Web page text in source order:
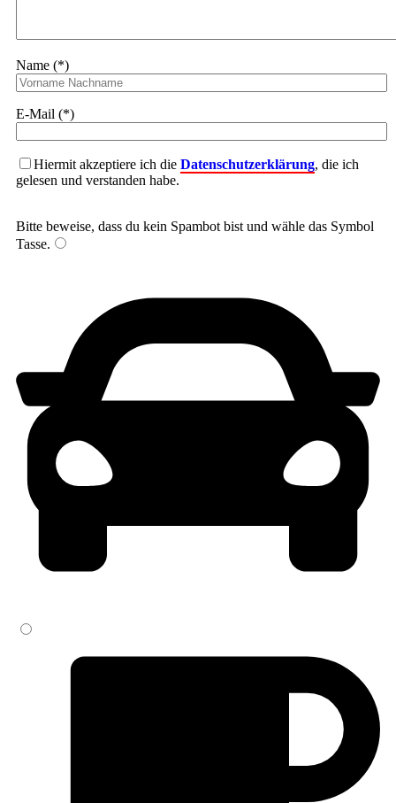
Name (*)
E-Mail (*)
Hiermit akzeptiere ich die Datenschutzerklärung, die ich
gelesen und verstanden habe.
Bitte beweise, dass du kein Spambot bist und wähle das Symbol
Tasse.